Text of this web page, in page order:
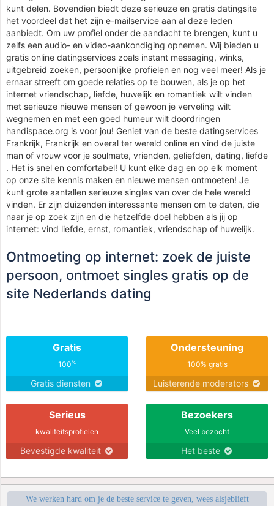
kunt delen. Bovendien biedt deze serieuze en gratis datingsite
het voordeel dat het zijn e-mailservice aan al deze leden
aanbiedt. Om uw profiel onder de aandacht te brengen, kunt u
zelfs een audio- en video-aankondiging opnemen. Wij bieden u
gratis online datingservices zoals instant messaging, winks,
uitgebreid zoeken, persoonlijke profielen en nog veel meer! Als je
ernaar streeft om goede relaties op te bouwen, als je op het
internet vriendschap, liefde, huwelijk en romantiek wilt vinden
met serieuze nieuwe mensen of gewoon je verveling wilt
wegnemen en met een goed humeur wilt doordringen
handispace.org is voor jou! Geniet van de beste datingservices
Frankrijk, Frankrijk en overal ter wereld online en vind de juiste
man of vrouw voor je soulmate, vrienden, geliefden, dating, liefde
. Het is snel en comfortabel! U kunt elke dag en op elk moment
op onze site kennis maken en nieuwe mensen ontmoeten! Je
kunt grote aantallen serieuze singles van over de hele wereld
vinden. Er zijn duizenden interessante mensen om te daten, die
naar je op zoek zijn en die hetzelfde doel hebben als jij op
internet: vind liefde, ernst, romantiek, vriendschap of huwelijk.
Ontmoeting op internet: zoek de juiste
persoon, ontmoet singles gratis op de
site Nederlands dating
Gratis
100%
Gratis diensten
Ondersteuning
100% gratis
Luisterende moderators
Serieus
kwaliteitsprofielen
Bevestigde kwaliteit
Bezoekers
Veel bezocht
Het beste
We werken hard om je de beste service te geven, wees alsjeblieft